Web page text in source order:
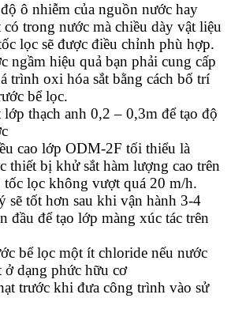
ô nhiễm của nguồn nước hay
có trong nước mà chiều dày vật liệu
lọc sẽ được điều chỉnh phù hợp.
ngầm hiệu quả bạn phải cung cấp
trình oxi hóa sắt bằng cách bố trí
bể lọc.
thạch anh 0,2 – 0,3m để tạo độ
cao lớp ODM-2F tối thiểu là
thiết bị khử sắt hàm lượng cao trên
lọc không vượt quá 20 m/h.
sẽ tốt hơn sau khi vận hành 3-4
đầu để tạo lớp màng xúc tác trên
bể lọc một ít chloride nếu nước
ở dạng phức hữu cơ
trước khi đưa công trình vào sử